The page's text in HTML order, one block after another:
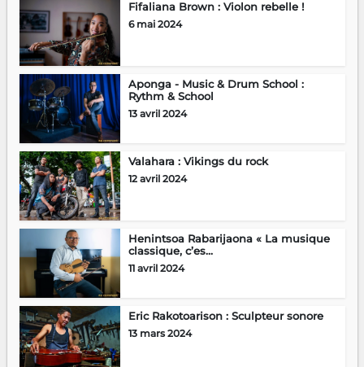
Fifaliana Brown : Violon rebelle !
6 mai 2024
Aponga - Music & Drum School :
Rythm & School
13 avril 2024
Valahara : Vikings du rock
12 avril 2024
Henintsoa Rabarijaona « La musique
classique, c’es...
11 avril 2024
Eric Rakotoarison : Sculpteur sonore
13 mars 2024